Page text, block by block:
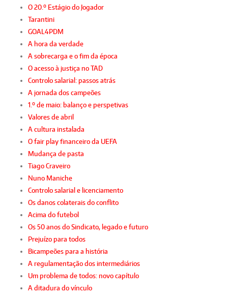
O 20.º Estágio do Jogador
Tarantini
GOAL4PDM
A hora da verdade
A sobrecarga e o fim da época
O acesso à justiça no TAD
Controlo salarial: passos atrás
A jornada dos campeões
1.º de maio: balanço e perspetivas
Valores de abril
A cultura instalada
O fair play financeiro da UEFA
Mudança de pasta
Tiago Craveiro
Nuno Maniche
Controlo salarial e licenciamento
Os danos colaterais do conflito
Acima do futebol
Os 50 anos do Sindicato, legado e futuro
Prejuízo para todos
Bicampeões para a história
A regulamentação dos intermediários
Um problema de todos: novo capítulo
A ditadura do vínculo